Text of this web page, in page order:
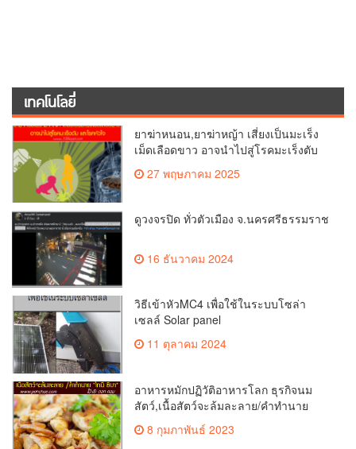
เทคโนโลยี่
ยาฆ่าหนอน,ยาฆ่าหญ้า เสี่ยงเป็นมะเร็ง
เม็ดเลือดขาว อาจนำไปสู่โรคมะเร็งตับ
27 พฤษภาคม 2025
ดูวงจรปิด ทั่วตัวเมือง จ.นครศรีธรรมราช
16 ธันวาคม 2024
วิธีเข้าหัวMC4 เพื่อใช้ในระบบโซล่า
เซลล์ Solar panel
11 ตุลาคม 2024
อาหารหมักปฏิวัติอาหารโลก ธุรกิจนม
สัตว์,เนื้อสัตว์จะล้มละลาย/คำทำนาย
8 กุมภาพันธ์ 2023